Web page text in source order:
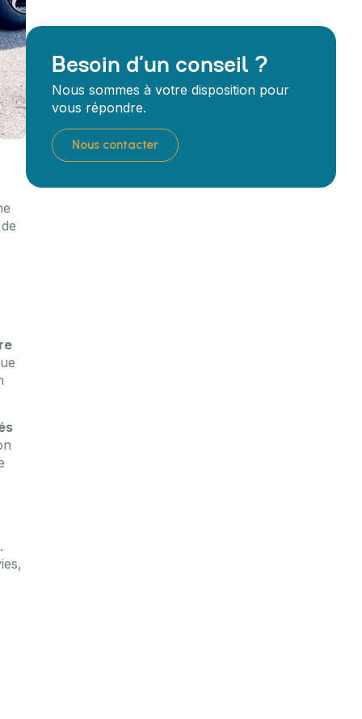
Besoin d’un conseil ?
Nous sommes à votre disposition pour
vous répondre.
Nous contacter